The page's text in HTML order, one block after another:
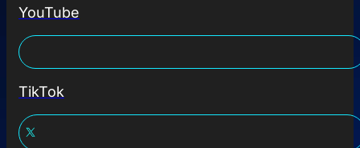
YouTube
TikTok